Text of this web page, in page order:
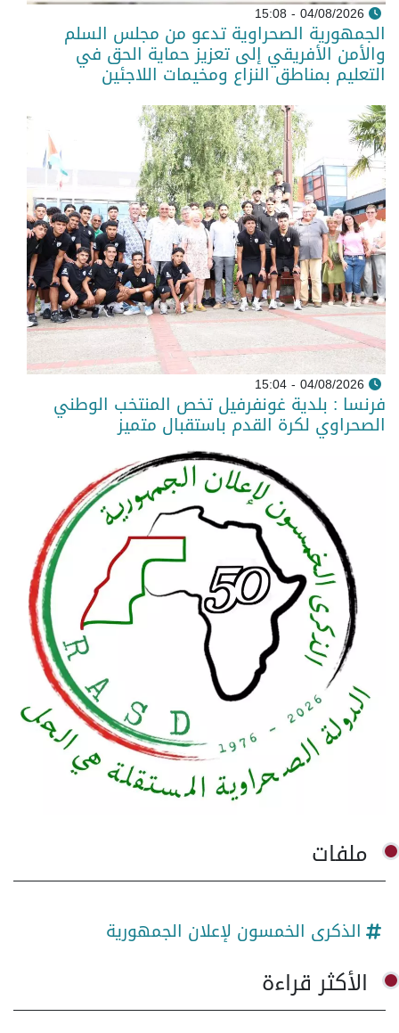
04/08/2026 - 15:08
الجمهورية الصحراوية تدعو من مجلس السلم
والأمن الأفريقي إلى تعزيز حماية الحق في
التعليم بمناطق النزاع ومخيمات اللاجئين
04/08/2026 - 15:04
فرنسا : بلدية غونفرفيل تخص المنتخب الوطني
الصحراوي لكرة القدم باستقبال متميز
ملفات
الذكرى الخمسون لإعلان الجمهورية
الأكثر قراءة